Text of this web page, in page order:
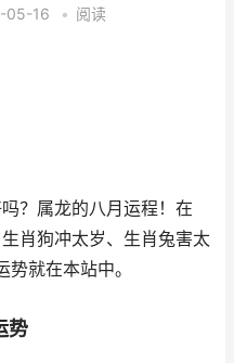
05-16 • 阅读
？属龙的八月运程！在
肖狗冲太岁、生肖兔害太
就在本站中。
势